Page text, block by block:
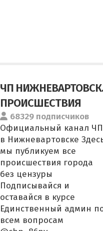
ЧП
ПРОИСШЕСТВИЯ
68329 подписчиков
Официальный канал ЧП
в Нижневартовске
мы публикуем все
происшествия города
без цензуры
Подписывайся и
оставайся в курсе
Единственный админ
всем вопросам